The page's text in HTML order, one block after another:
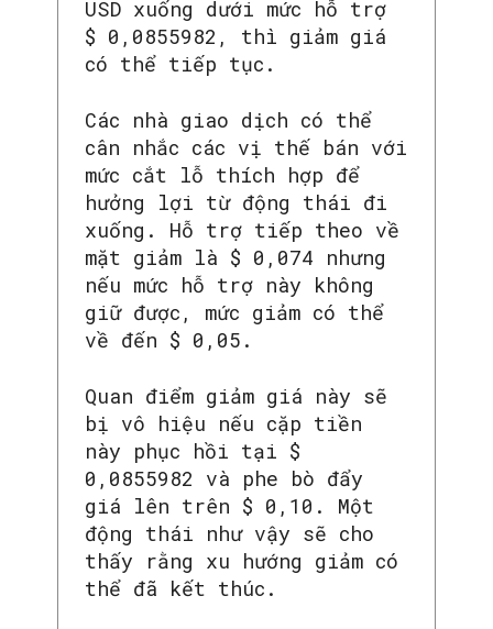
USD xuống dưới mức hỗ trợ
$ 0,0855982, thì giảm giá
có thể tiếp tục.
Các nhà giao dịch có thể
cân nhắc các vị thế bán với
mức cắt lỗ thích hợp để
hưởng lợi từ động thái đi
xuống. Hỗ trợ tiếp theo về
mặt giảm là $ 0,074 nhưng
nếu mức hỗ trợ này không
giữ được, mức giảm có thể
về đến $ 0,05.
Quan điểm giảm giá này sẽ
bị vô hiệu nếu cặp tiền
này phục hồi tại $
0,0855982 và phe bò đẩy
giá lên trên $ 0,10. Một
động thái như vậy sẽ cho
thấy rằng xu hướng giảm có
thể đã kết thúc.